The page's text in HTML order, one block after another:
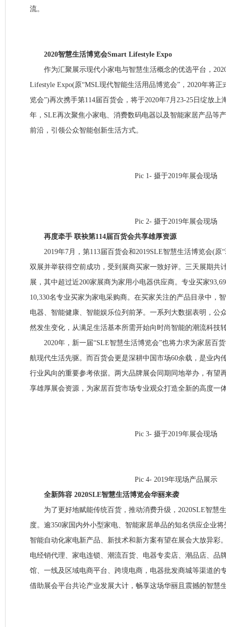
流。
2020智慧生活博览会Smart Lifestyle Expo
作为汇聚展示现代小家电与智慧生活概念的优选平台，
Lifestyle Expo(原“MSL现代智能生活用品博览会”，2020年将
览会”)再次携手第114届百货会，将于2020年7月23-25日绽放上
年，SLE再次聚焦小家电、消费数码电器以及智能家居产品等
前沿，引领公众智能创新生活方式。
Pic 1- 摄于2019年展会现场
Pic 2- 摄于2019年展会现场
再度牵手 联袂第114届百货会共享雄厚资源
2019年7月，第113届百货会和2019SLE智慧生活博览会(原
双展并举获得空前成功，受到展商买家一致好评。三天展期共
展，其中超过近200家展商为家用小电器供应商。专业买家
10,330名专业买家为家电采购商。在买家关注的产品目录中，
电器、智能健康、智能娱乐位列前茅。一系列大数据表明，公
然发生变化，从满足生活基本所需开始向时尚智能的潮流科技
2020年，新一届“SLE智慧生活博览会”也将力求为家居百
航现代生活先驱。而百货会更是深耕中国市场60余载，是业内
行业风向的重要参考依据。两大品牌展会同期同地举办，有望
享雄厚展会资源，为家居百货市场专业观众打造全新的高度一
Pic 3- 摄于2019年展会现场
Pic 4- 2019年现场产品展示
全新阵容 2020SLE智慧生活博览会华丽来袭
为了更好地赋能传统百货，推动消费升级，2020SLE智慧
度。逾350家国内外小型家电、智能家居单品的知名供应企业
智能自动化家电新产品、新技术和新方案有望在展会大放异彩
电经销代理、家电连锁、潮流百货、电器专卖店、潮品店、品
馆、一线及区域电商平台、跨境电商，电器批发商城等渠道的
借助展会平台共论产业发展大计，畅享这场华丽且震撼的智慧